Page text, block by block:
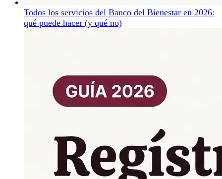
Todos los servicios del Banco del Bienestar en 2026:
qué puede hacer (y qué no)